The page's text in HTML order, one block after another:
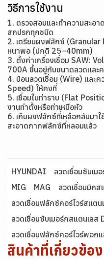
วิธีการใช้งาน
1. ตรวจสอบและทำความสะอ
สกปรกทุกชนิด
2. เตรียมผงฟลักซ์ (Granular
หนาพอ (ปกติ 25–40mm)
3. ตั้งค่าเครื่องเชื่อม SAW:
700A ขึ้นอยู่กับขนาดลวดและ
4. ป้อนลวดเชื่อม (Wire) และ
Speed) ให้คงที่
5. เชื่อมในท่าราบ (Flat
งานท่าตั้งหรือท่าเหนือหัว
6. เก็บผงฟลักซ์ที่เหลือกลับมา
สะอาดกากฟลักซ์ที่หลอมแล้ว
HYUNDAI ลวดเชื่อมซับเม
MIG
MAG
ลวดเชื่อมมิกส
ลวดเชื่อมฟลักซ์คอร์ไวร์สแตน
ลวดเชื่อมซับเมอร์กสแตนเลส
ลวดเชื่อมฟลักซ์คอร์ไวร์พอก
สินค้าที่เกี่ยวข้อง